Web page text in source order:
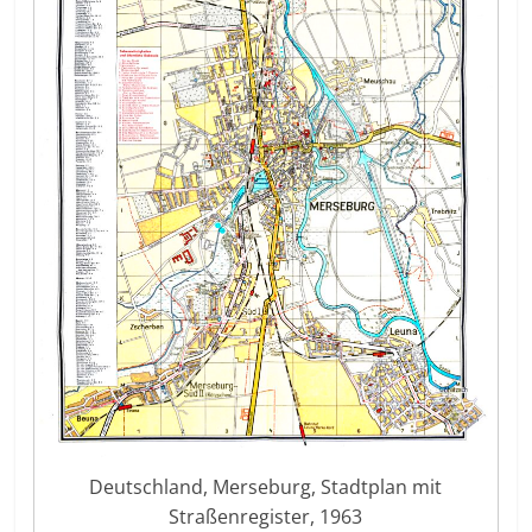
Deutschland, Merseburg, Stadtplan mit
Straßenregister, 1963